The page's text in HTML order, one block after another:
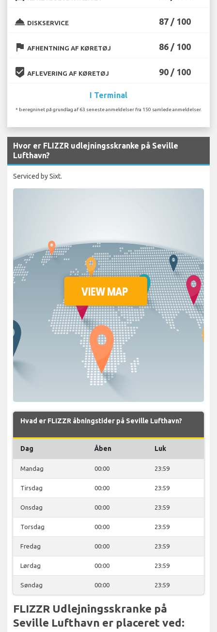
room_service DISKSERVICE 87 / 100
flag AFHENTNING AF KØRETØJ 86 / 100
beenhere AFLEVERING AF KØRETØJ 90 / 100
I Terminal
* beregninet på grundlag af 63 seneste anmeldelser fra 150 samlede anmeldelser.
Hvor er FLIZZR udlejningsskranke på Seville
Lufthavn?
Serviced by Sixt.
Hvad er FLIZZR åbningstider på Seville Lufthavn?
Dag Åben Luk
Mandag 00:00 23:59
Tirsdag 00:00 23:59
Onsdag 00:00 23:59
Torsdag 00:00 23:59
Fredag 00:00 23:59
Lørdag 00:00 23:59
Søndag 00:00 23:59
FLIZZR Udlejningsskranke på
Seville Lufthavn er placeret ved: